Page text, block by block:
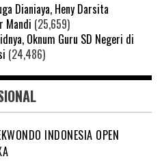
Dianiaya, Heny Darsita
Mandi (25,659)
Oknum Guru SD Negeri di
(24,486)
INDONESIA OPEN